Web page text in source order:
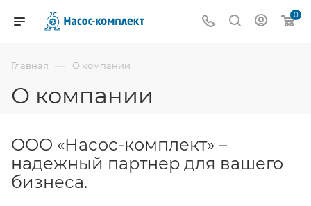
0
Главная — О компании
О компании
ООО «Насос-комплект» –
надежный партнер для вашего
бизнеса.